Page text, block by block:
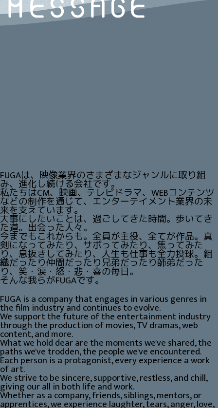
FUGAは、映像業界のさまざまなジャンルに取り組
み、進化し続ける会社です。
私たちはCM、映画、テレビドラマ、WEBコンテンツ
などの制作を通じて、エンターテイメント業界の未
来を支えています。
大事にしたいことは、過ごしてきた時間。歩いてき
た道。出会った人々。
今までもこれからも。全員が主役、全てが作品。真
剣になってみたり、サボってみたり、焦ってみた
り、息抜きしてみたり、人生も仕事も全力投球。組
織だったり仲間だったり兄弟だったり師弟だった
り、 笑・涙・怒・悲・喜の毎日。
そんな我らがFUGAです。
FUGA is a company that engages in various genres in
the film industry and continues to evolve.
We support the future of the entertainment industry
through the production of movies, TV dramas, web
content, and more.
What we hold dear are the moments we've shared, the
paths we've trodden, the people we've encountered.
Each person is a protagonist, every experience a work
of art.
We strive to be sincere, supportive, restless, and chill,
giving our all in both life and work.
Whether as a company, friends, siblings, mentors, or
apprentices, we experience laughter, tears, anger, love,